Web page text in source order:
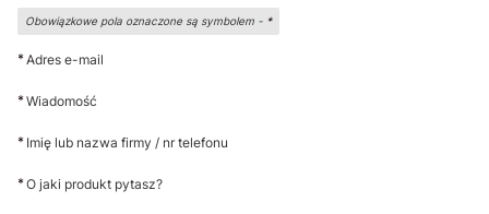
Obowiązkowe pola oznaczone są symbolem - *
*Adres e-mail
*Wiadomość
* Imię lub nazwa firmy / nr telefonu
*O jaki produkt pytasz?